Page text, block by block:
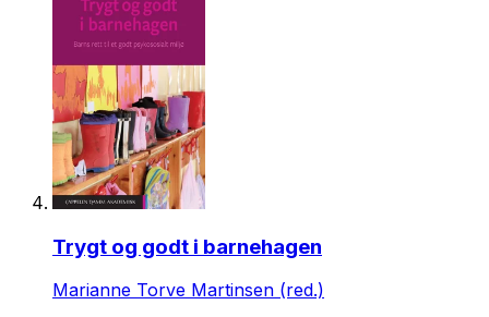
Trygt og godt i barnehagen
Marianne Torve Martinsen (red.)